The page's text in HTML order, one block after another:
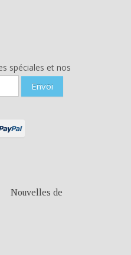
spéciales et nos
Envoi
Nouvelles de